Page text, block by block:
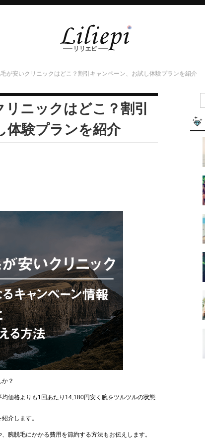
が安いクリニックはどこ？割引キャンペーン、お試し体験プランを紹介
ニックはどこ？割引
体験プランを紹介
？
価格よりも1回あたり14,180円安く腕をツルツルの状態
介します。
腕脱毛にかかる費用を節約する方法もお伝えします。